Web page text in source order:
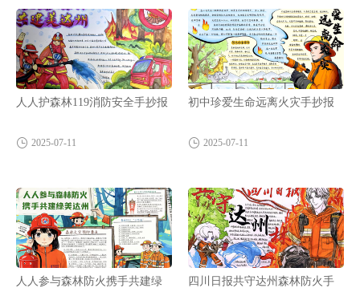
人人护森林119消防安全手抄报
2025-07-11
初中珍爱生命远离火灾手抄报
2025-07-11
人人参与森林防火携手共建绿
四川日报共守达州森林防火手